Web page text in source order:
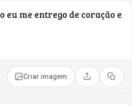
eu me entrego de coração e
Criar imagem Compartilhar
Copiar